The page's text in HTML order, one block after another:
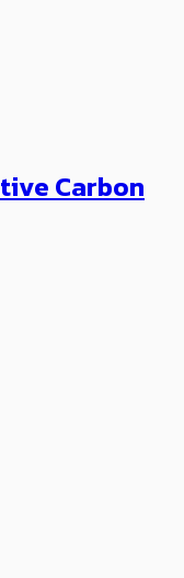
Carbon